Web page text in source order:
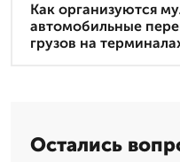
Как организуются
автомобильные
грузов на
Остались